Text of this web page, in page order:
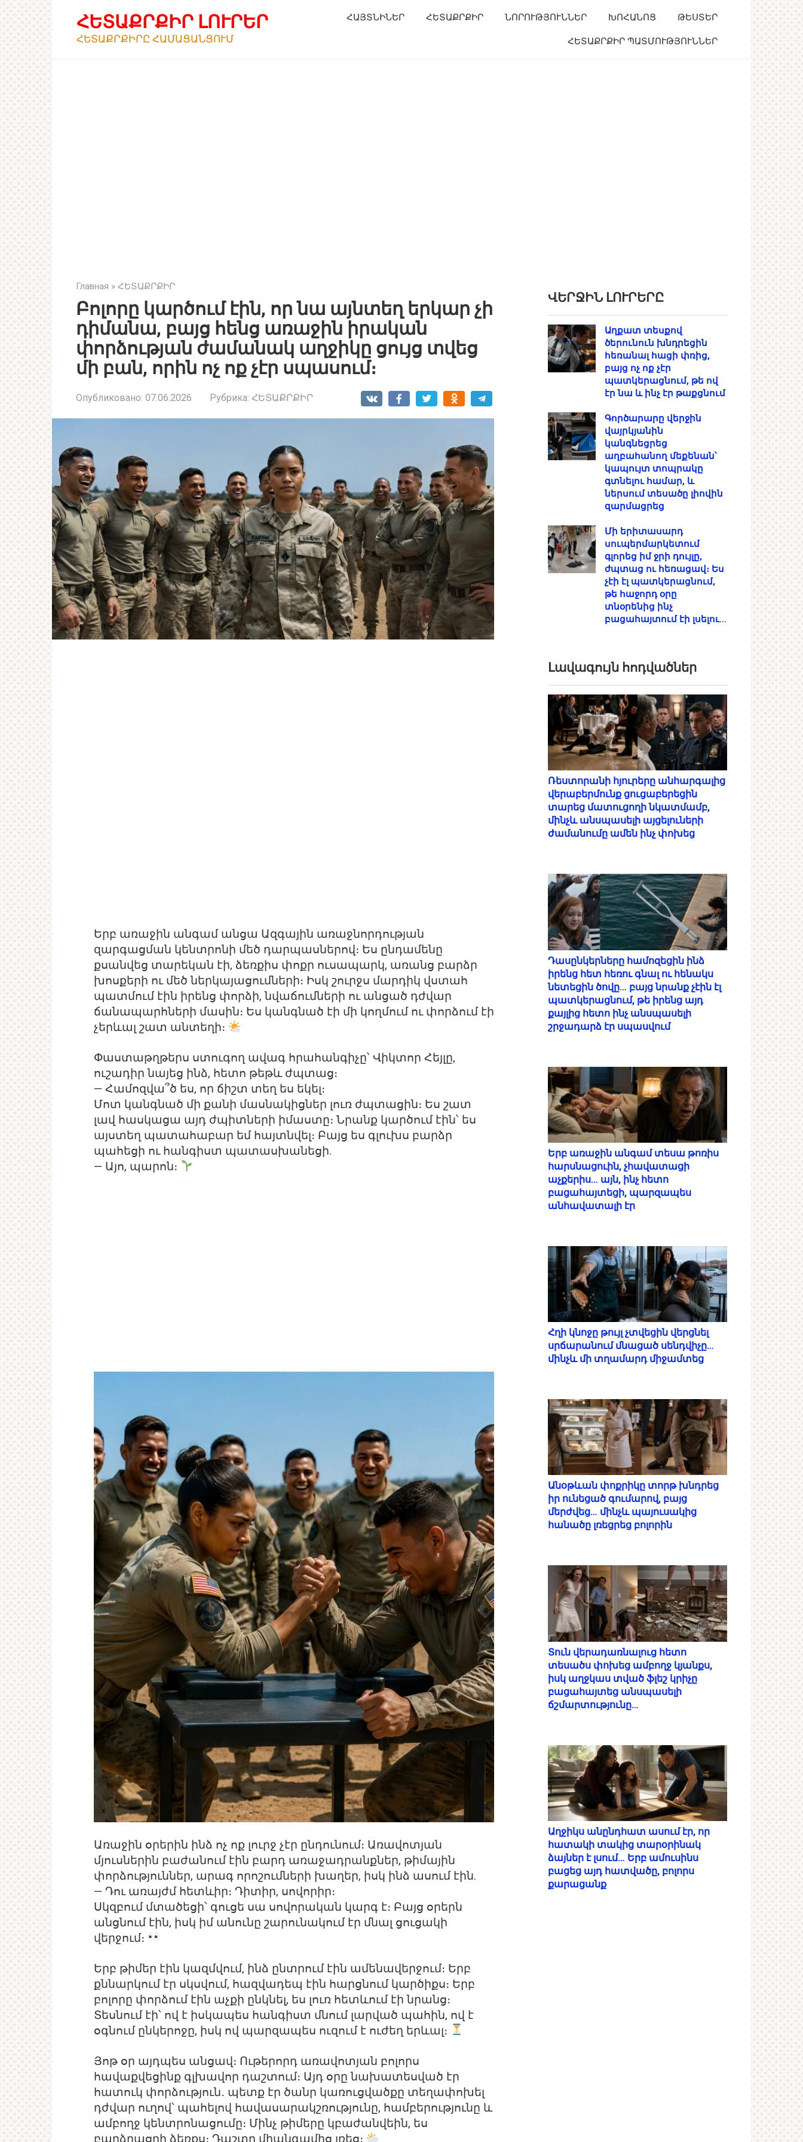
ՀԵՏԱՔՐՔԻՐ ԼՈՒՐԵՐ
ՀԵՏԱՔՐՔԻՐԸ ՀԱՄԱՑԱՆՑՈՒՄ
ՀԱՅՏՆԻՆԵՐ ՀԵՏԱՔՐՔԻՐ ՆՈՐՈՒԹՅՈՒՆՆԵՐ ԽՈՀԱՆՈՑ ԹԵՍՏԵՐ
ՀԵՏԱՔՐՔԻՐ ՊԱՏՄՈՒԹՅՈՒՆՆԵՐ
Главная » ՀԵՏԱՔՐՔԻՐ
Բոլորը կարծում էին, որ նա այնտեղ երկար չի
դիմանա, բայց հենց առաջին իրական
փորձության ժամանակ աղջիկը ցույց տվեց
մի բան, որին ոչ ոք չէր սպասում։
Опубликовано: 07.06.2026 Рубрика: ՀԵՏԱՔՐՔԻՐ
Երբ առաջին անգամ անցա Ազգային առաջնորդության
զարգացման կենտրոնի մեծ դարպասներով։ Ես ընդամենը
քսանվեց տարեկան էի, ձեռքիս փոքր ուսապարկ, առանց բարձր
խոսքերի ու մեծ ներկայացումների։ Իսկ շուրջս մարդիկ վստահ
պատմում էին իրենց փորձի, նվաճումների ու անցած դժվար
ճանապարհների մասին։ Ես կանգնած էի մի կողմում ու փորձում էի
չերևալ շատ անտեղի։
Փաստաթղթերս ստուգող ավագ հրահանգիչը՝ Վիկտոր Հեյլը,
ուշադիր նայեց ինձ, հետո թեթև ժպտաց։
— Համոզվա՞ծ ես, որ ճիշտ տեղ ես եկել։
Մոտ կանգնած մի քանի մասնակիցներ լուռ ժպտացին։ Ես շատ
լավ հասկացա այդ ժպիտների իմաստը։ Նրանք կարծում էին՝ ես
այստեղ պատահաբար եմ հայտնվել։ Բայց ես գլուխս բարձր
պահեցի ու հանգիստ պատասխանեցի.
— Այո, պարոն։
Առաջին օրերին ինձ ոչ ոք լուրջ չէր ընդունում։ Առավոտյան
մյուսներին բաժանում էին բարդ առաջադրանքներ, թիմային
փորձություններ, արագ որոշումների խաղեր, իսկ ինձ ասում էին.
— Դու առայժմ հետևիր։ Դիտիր, սովորիր։
Սկզբում մտածեցի՝ գուցե սա սովորական կարգ է։ Բայց օրերն
անցնում էին, իսկ իմ անունը շարունակում էր մնալ ցուցակի
վերջում։
Երբ թիմեր էին կազմվում, ինձ ընտրում էին ամենավերջում։ Երբ
քննարկում էր սկսվում, հազվադեպ էին հարցնում կարծիքս։ Երբ
բոլորը փորձում էին աչքի ընկնել, ես լուռ հետևում էի նրանց։
Տեսնում էի՝ ով է իսկապես հանգիստ մնում լարված պահին, ով է
օգնում ընկերոջը, իսկ ով պարզապես ուզում է ուժեղ երևալ։
Յոթ օր այդպես անցավ։ Ութերորդ առավոտյան բոլորս
հավաքվեցինք գլխավոր դաշտում։ Այդ օրը նախատեսված էր
հատուկ փորձություն․ պետք էր ծանր կառուցվածքը տեղափոխել
դժվար ուղով՝ պահելով հավասարակշռությունը, համբերությունը և
ամբողջ կենտրոնացումը։ Մինչ թիմերը կբաժանվեին, ես
բարձրացրի ձեռքս։ Դաշտը միանգամից լռեց։
ՎԵՐՋԻՆ ԼՈՒՐԵՐԸ
Աղքատ տեսքով
ծերունուն խնդրեցին
հեռանալ հացի փռից,
բայց ոչ ոք չէր
պատկերացնում, թե ով
էր նա և ինչ էր թաքցնում
Գործարարը վերջին
վայրկյանին
կանգնեցրեց
աղբահանող մեքենան՝
կապույտ տոպրակը
գտնելու համար, և
ներսում տեսածը լիովին
զարմացրեց
Մի երիտասարդ
սուպերմարկետում
գլորեց իմ ջրի դույլը,
ժպտաց ու հեռացավ։ Ես
չէի էլ պատկերացնում,
թե հաջորդ օրը
տնօրենից ինչ
բացահայտում էի լսելու…
Լավագույն հոդվածներ
Ռեստորանի հյուրերը անհարգալից
վերաբերմունք ցուցաբերեցին
տարեց մատուցողի նկատմամբ,
մինչև անսպասելի այցելուների
ժամանումը ամեն ինչ փոխեց
Դասընկերները համոզեցին ինձ
իրենց հետ հեռու գնալ ու հենակս
նետեցին ծովը… բայց նրանք չէին էլ
պատկերացնում, թե իրենց այդ
քայլից հետո ինչ անսպասելի
շրջադարձ էր սպասվում
Երբ առաջին անգամ տեսա թոռիս
հարսնացուին, չհավատացի
աչքերիս… այն, ինչ հետո
բացահայտեցի, պարզապես
անհավատալի էր
Հղի կնոջը թույլ չտվեցին վերցնել
սրճարանում մնացած սենդվիչը…
մինչև մի տղամարդ միջամտեց
Անօթևան փոքրիկը տորթ խնդրեց
իր ունեցած գումարով, բայց
մերժվեց… մինչև պայուսակից
հանածը լռեցրեց բոլորին
Տուն վերադառնալուց հետո
տեսածս փոխեց ամբողջ կյանքս,
իսկ աղջկաս տված ֆլեշ կրիչը
բացահայտեց անսպասելի
ճշմարտությունը…
Աղջիկս անընդհատ ասում էր, որ
հատակի տակից տարօրինակ
ձայներ է լսում… Երբ ամուսինս
բացեց այդ հատվածը, բոլորս
քարացանք